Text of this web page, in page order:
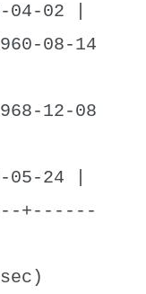
02 |
08-14
12-08
24 |
+------